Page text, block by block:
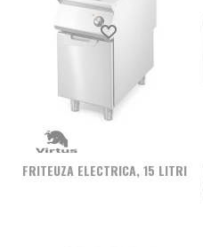
Produs favorit
FRITEUZA ELECTRICA, 15 LITRI